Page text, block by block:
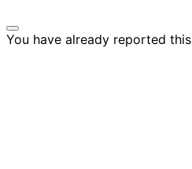
You have already reported this